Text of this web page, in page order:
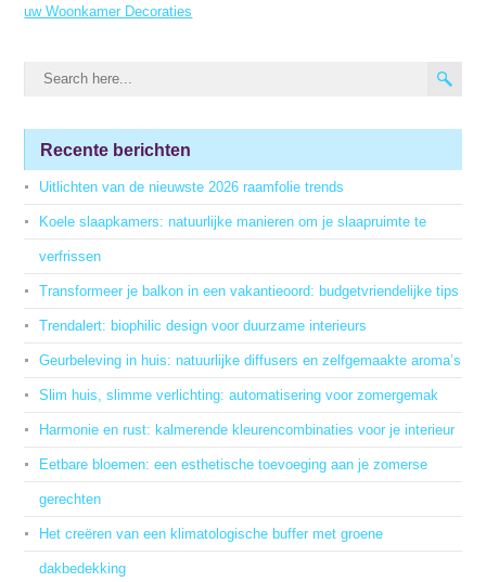
uw Woonkamer Decoraties
Recente berichten
Uitlichten van de nieuwste 2026 raamfolie trends
Koele slaapkamers: natuurlijke manieren om je slaapruimte te
verfrissen
Transformeer je balkon in een vakantieoord: budgetvriendelijke tips
Trendalert: biophilic design voor duurzame interieurs
Geurbeleving in huis: natuurlijke diffusers en zelfgemaakte aroma’s
Slim huis, slimme verlichting: automatisering voor zomergemak
Harmonie en rust: kalmerende kleurencombinaties voor je interieur
Eetbare bloemen: een esthetische toevoeging aan je zomerse
gerechten
Het creëren van een klimatologische buffer met groene
dakbedekking